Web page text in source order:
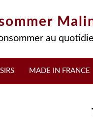
au
MADE IN FRANCE